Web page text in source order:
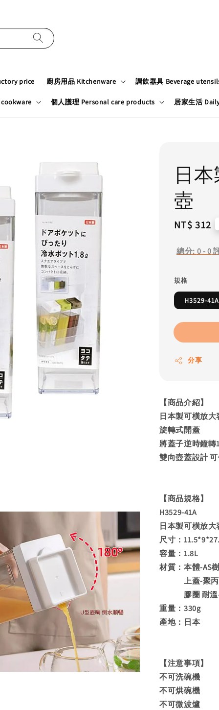
price 廚房用品 Kitchenware 調飲器具 Beverage
個人護理 Personal care products 居家生活
日
壺
Regular
NT$ 312
總分: 0-0
規格
H3529-
分享
【商品介紹】
日本製可橫放
旋轉式開蓋
將蓋子逆時鐘轉
雙向壺蓋設計
【商品規格】
H3529-41A
日本製可橫放大
尺寸：
容量：1.8L
材質：本體-AS
上蓋-聚丙
膠圈 耐溫-
重量：330g
產地：日本
【注意事項】
不可洗碗機
不可烘碗機
不可微波爐